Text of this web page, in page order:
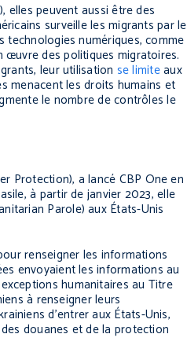
elles peuvent aussi être des
surveille les migrants par le
technologies numériques, comme
œuvre des politiques migratoires.
leur utilisation se limiteaux
menacent les droits humains et
le nombre de contrôles le
Protection), a lancé CBP One en
à partir de janvier 2023, elle
Parole) aux États-Unis
renseigner les informations
envoyaient les informations au
humanitaires au Titre
à renseigner leurs
d’entrer aux États-Unis,
douanes et de la protection